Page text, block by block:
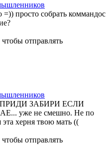
просто собрать коммандос
чтобы отправлять
ПРИДИ ЗАБИРИ ЕСЛИ
уже не смешно. Не по
херня твою мать ((
чтобы отправлять